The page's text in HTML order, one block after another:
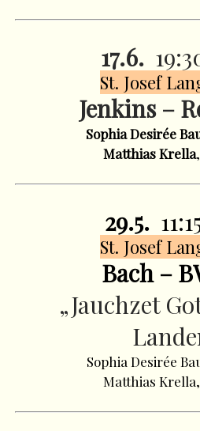
17.6.
St. Josef
Jenkins –
Sophia Desirée
Matthias Krella
29.5.
St. Josef
Bach –
„Jauchzet
Sophia Desirée
Matthias